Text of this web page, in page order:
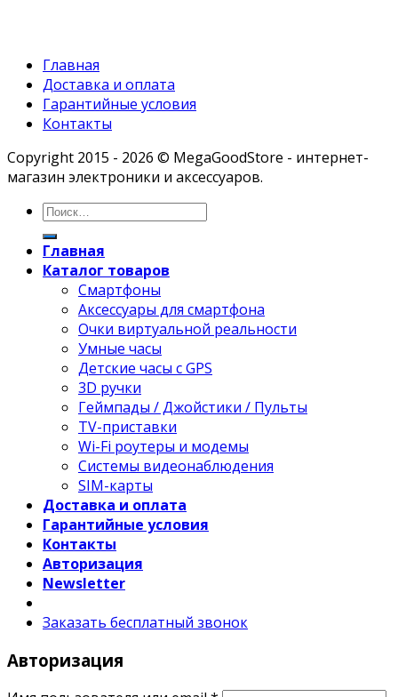
Главная
Доставка и оплата
Гарантийные условия
Контакты
Copyright 2015 - 2026 © MegaGoodStore - интернет-
магазин электроники и аксессуаров.
Главная
Каталог товаров
Смартфоны
Аксессуары для смартфона
Очки виртуальной реальности
Умные часы
Детские часы с GPS
3D ручки
Геймпады / Джойстики / Пульты
TV-приставки
Wi-Fi роутеры и модемы
Системы видеонаблюдения
SIM-карты
Доставка и оплата
Гарантийные условия
Контакты
Авторизация
Newsletter
Заказать бесплатный звонок
Авторизация